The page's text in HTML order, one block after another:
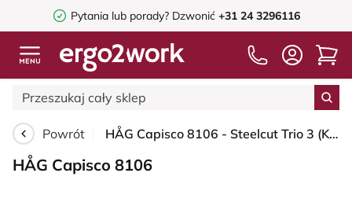
Pytania lub porady? Dzwonić +31 24 3296116
Powrót HÅG Capisco 8106 - Steelcut Trio 3 (Kvadrat) - Wełna / Poliamid - STT645 - Dusty red - Blush Rose - 200 mm (seat height 46-64cm) - Hard castors for soft floors
HÅG Capisco 8106